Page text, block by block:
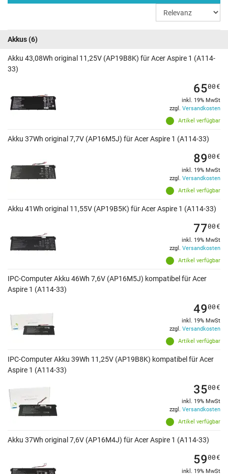
Akkus(6)
Akku 43,08Wh original 11,25V (AP19B8K) für Acer Aspire 1 (A114-
33)
Artikel verfügbar
6500€
inkl. 19% MwSt
zzgl. Versandkosten
Akku 37Wh original 7,7V (AP16M5J) für Acer Aspire 1 (A114-33)
Artikel verfügbar
8900€
inkl. 19% MwSt
zzgl. Versandkosten
Akku 41Wh original 11,55V (AP19B5K) für Acer Aspire 1 (A114-33)
Artikel verfügbar
7700€
inkl. 19% MwSt
zzgl. Versandkosten
IPC-Computer Akku 46Wh 7,6V (AP16M5J) kompatibel für Acer
Aspire 1 (A114-33)
Artikel verfügbar
4900€
inkl. 19% MwSt
zzgl. Versandkosten
IPC-Computer Akku 39Wh 11,25V (AP19B8K) kompatibel für Acer
Aspire 1 (A114-33)
Artikel verfügbar
3500€
inkl. 19% MwSt
zzgl. Versandkosten
Akku 37Wh original 7,6V (AP16M4J) für Acer Aspire 1 (A114-33)
5900€
inkl. 19% MwSt